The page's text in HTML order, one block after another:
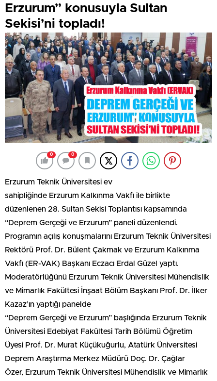
Erzurum” konusuyla Sultan
Sekisi’ni topladı!
0 0
Erzurum Teknik Üniversitesi ev
sahipliğinde Erzurum Kalkınma Vakfı ile birlikte
düzenlenen 28. Sultan Sekisi Toplantısı kapsamında
“Deprem Gerçeği ve Erzurum” paneli düzenlendi.
Programın açılış konuşmalarını Erzurum Teknik Üniversitesi
Rektörü Prof. Dr. Bülent Çakmak ve Erzurum Kalkınma
Vakfı (ER-VAK) Başkanı Eczacı Erdal Güzel yaptı.
Moderatörlüğünü Erzurum Teknik Üniversitesi Mühendislik
ve Mimarlık Fakültesi İnşaat Bölüm Başkanı Prof. Dr. İlker
Kazaz’ın yaptığı panelde
“Deprem Gerçeği ve Erzurum” başlığında Erzurum Teknik
Üniversitesi Edebiyat Fakültesi Tarih Bölümü Öğretim
Üyesi Prof. Dr. Murat Küçükuğurlu, Atatürk Üniversitesi
Deprem Araştırma Merkez Müdürü Doç. Dr. Çağlar
Özer, Erzurum Teknik Üniversitesi Mühendislik ve Mimarlık